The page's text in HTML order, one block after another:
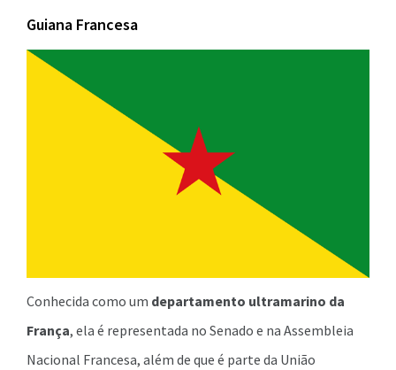
Guiana Francesa
Conhecida como um departamento ultramarino da
França, ela é representada no Senado e na Assembleia
Nacional Francesa, além de que é parte da União